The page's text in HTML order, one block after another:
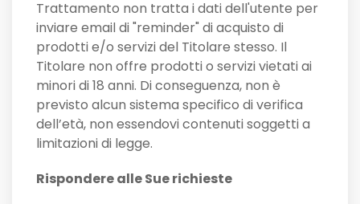
Trattamento non tratta i dati dell'utente per
inviare email di "reminder" di acquisto di
prodotti e/o servizi del Titolare stesso. Il
Titolare non offre prodotti o servizi vietati ai
minori di 18 anni. Di conseguenza, non è
previsto alcun sistema specifico di verifica
dell’età, non essendovi contenuti soggetti a
limitazioni di legge.
Rispondere alle Sue richieste